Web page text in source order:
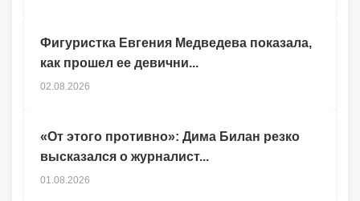
Фигуристка Евгения Медведева показала,
как прошел ее девични...
02.08.2026
«От этого противно»: Дима Билан резко
высказался о журналист...
01.08.2026